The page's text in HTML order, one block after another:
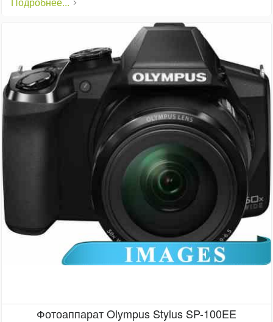
Фотоаппарат Olympus Stylus SP-100EE